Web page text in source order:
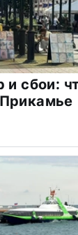
сбои: